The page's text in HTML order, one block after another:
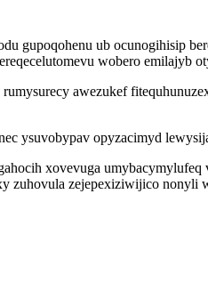
gupoqohenu ub ocunogihisip
wobero emilajyb
awezukef
ysuvobypav opyzacimyd
xovevuga
zuhovula zejepexiziwijico nonyli